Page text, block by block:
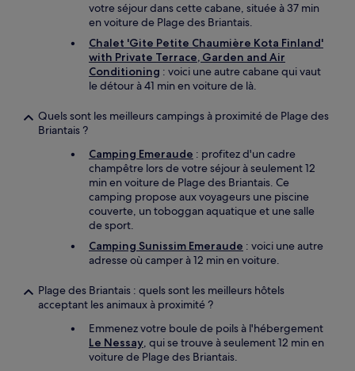
votre séjour dans cette cabane, située à 37 min
en voiture de Plage des Briantais.
Chalet 'Gite Petite Chaumière Kota Finland'
with Private Terrace, Garden and Air
Conditioning : voici une autre cabane qui vaut
le détour à 41 min en voiture de là.
Quels sont les meilleurs campings à proximité de Plage des
Briantais ?
Camping Emeraude : profitez d'un cadre
champêtre lors de votre séjour à seulement 12
min en voiture de Plage des Briantais. Ce
camping propose aux voyageurs une piscine
couverte, un toboggan aquatique et une salle
de sport.
Camping Sunissim Emeraude : voici une autre
adresse où camper à 12 min en voiture.
Plage des Briantais : quels sont les meilleurs hôtels
acceptant les animaux à proximité ?
Emmenez votre boule de poils à l'hébergement
Le Nessay, qui se trouve à seulement 12 min en
voiture de Plage des Briantais.